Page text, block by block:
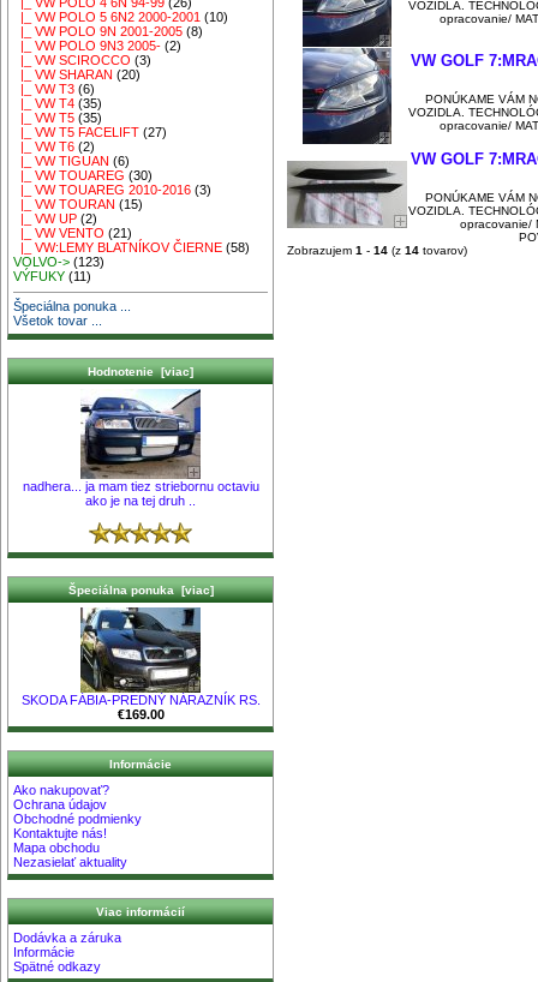
|_ VW POLO 5 6N2 2000-2001 (10)
|_ VW POLO 9N 2001-2005 (8)
|_ VW POLO 9N3 2005- (2)
|_ VW SCIROCCO (3)
|_ VW SHARAN (20)
|_ VW T3 (6)
|_ VW T4 (35)
|_ VW T5 (35)
|_ VW T5 FACELIFT (27)
|_ VW T6 (2)
|_ VW TIGUAN (6)
|_ VW TOUAREG (30)
|_ VW TOUAREG 2010-2016 (3)
|_ VW TOURAN (15)
|_ VW UP (2)
|_ VW VENTO (21)
|_ VW:LEMY BLATNÍKOV ČIERNE (58)
VOLVO-> (123)
VÝFUKY (11)
Špeciálna ponuka ...
Všetok tovar ...
Hodnotenie [viac]
nadhera... ja mam tiez striebornu octaviu
ako je na tej druh ..
Špeciálna ponuka [viac]
SKODA FÁBIA-PREDNÝ NÁRAZNÍK RS.
€169.00
Informácie
Ako nakupovať?
Ochrana údajov
Obchodné podmienky
Kontaktujte nás!
Mapa obchodu
Nezasielať aktuality
Viac informácií
Dodávka a záruka
Informácie
Spätné odkazy
VOZIDLA.
opracovanie/
VW GOLF
PONÚKAME VÁM
VOZIDLA.
opracovanie/
VW GOLF
PONÚKAME VÁM
VOZIDLA.
opracovanie/
Zobrazujem 1 - 14 (z 14 tovarov)